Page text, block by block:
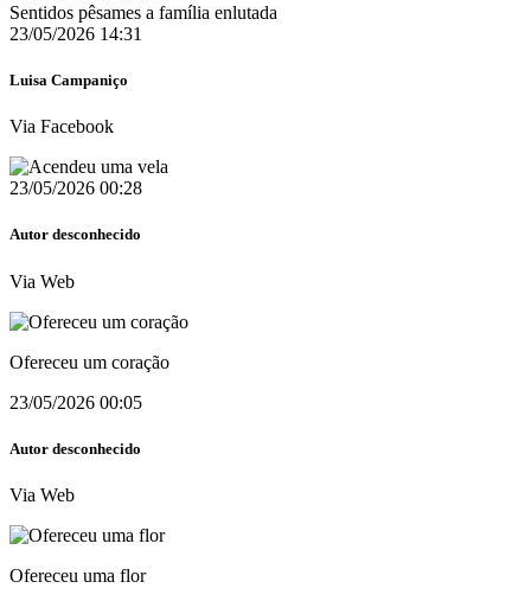
Sentidos pêsames a família enlutada
23/05/2026 14:31
Luisa Campaniço
Via Facebook
23/05/2026 00:28
Autor desconhecido
Via Web
Ofereceu um coração
23/05/2026 00:05
Autor desconhecido
Via Web
Ofereceu uma flor